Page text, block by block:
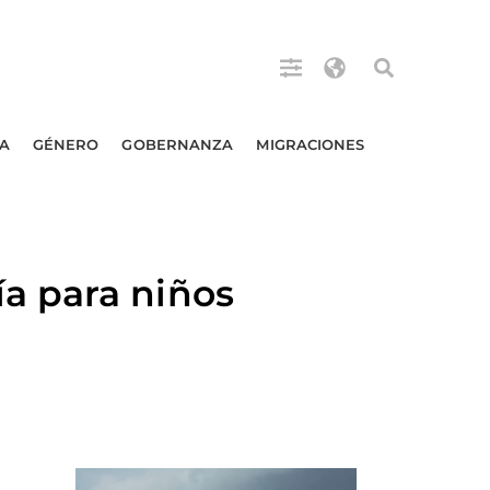
GÉNERO GOBERNANZA MIGRACIONES
para niños